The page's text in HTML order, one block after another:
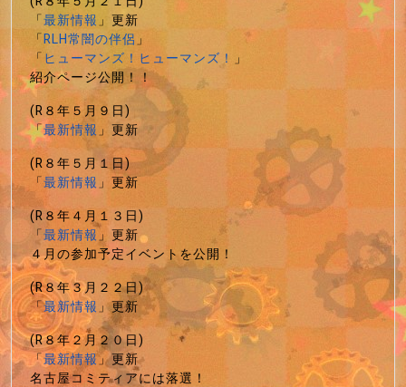
「最新情報」更新
「RLH常闇の伴侶」
「ヒューマンズ！ヒューマンズ！ 」
紹介ページ公開！！
(R８年５月９日)
「最新情報」更新
(R８年５月１日)
「最新情報」更新
(R８年４月１３日)
「最新情報」更新
４月の参加予定イベントを公開！
(R８年３月２２日)
「最新情報」更新
(R８年２月２０日)
「最新情報」更新
名古屋コミティアには落選！